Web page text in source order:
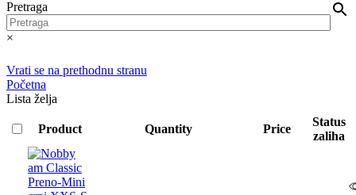
Pretraga
×
Vrati se na prethodnu stranu
Početna
Lista želja
Product Quantity Price
Status
zaliha